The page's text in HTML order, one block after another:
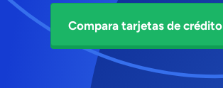
Compara tarjetas de crédito